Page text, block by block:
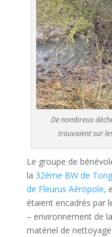
De nombreux
trouvaient sur
Le groupe de
la 32ème BW de
de Fleurus Aéropole,
étaient encadrés par
– environnement de
matériel de